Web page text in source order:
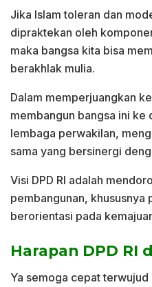
Jika Islam toleran dan
dipraktekan oleh
maka bangsa kita bisa
berakhlak mulia.
Dalam memperjuangkan
membangun bangsa ini ke
lembaga perwakilan,
sama yang bersinergi
Visi DPD RI adalah
pembangunan, khususnya
berorientasi pada
Harapan DPD RI
Ya semoga cepat